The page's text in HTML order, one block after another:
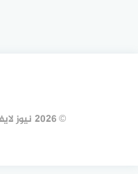
© 2026 نيوز لايف